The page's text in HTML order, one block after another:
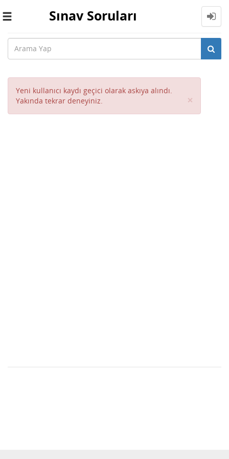
Toggle
Sınav Soruları
Yeni kullanıcı kaydı geçici olarak askıya alındı.
Yakında tekrar deneyiniz.
×